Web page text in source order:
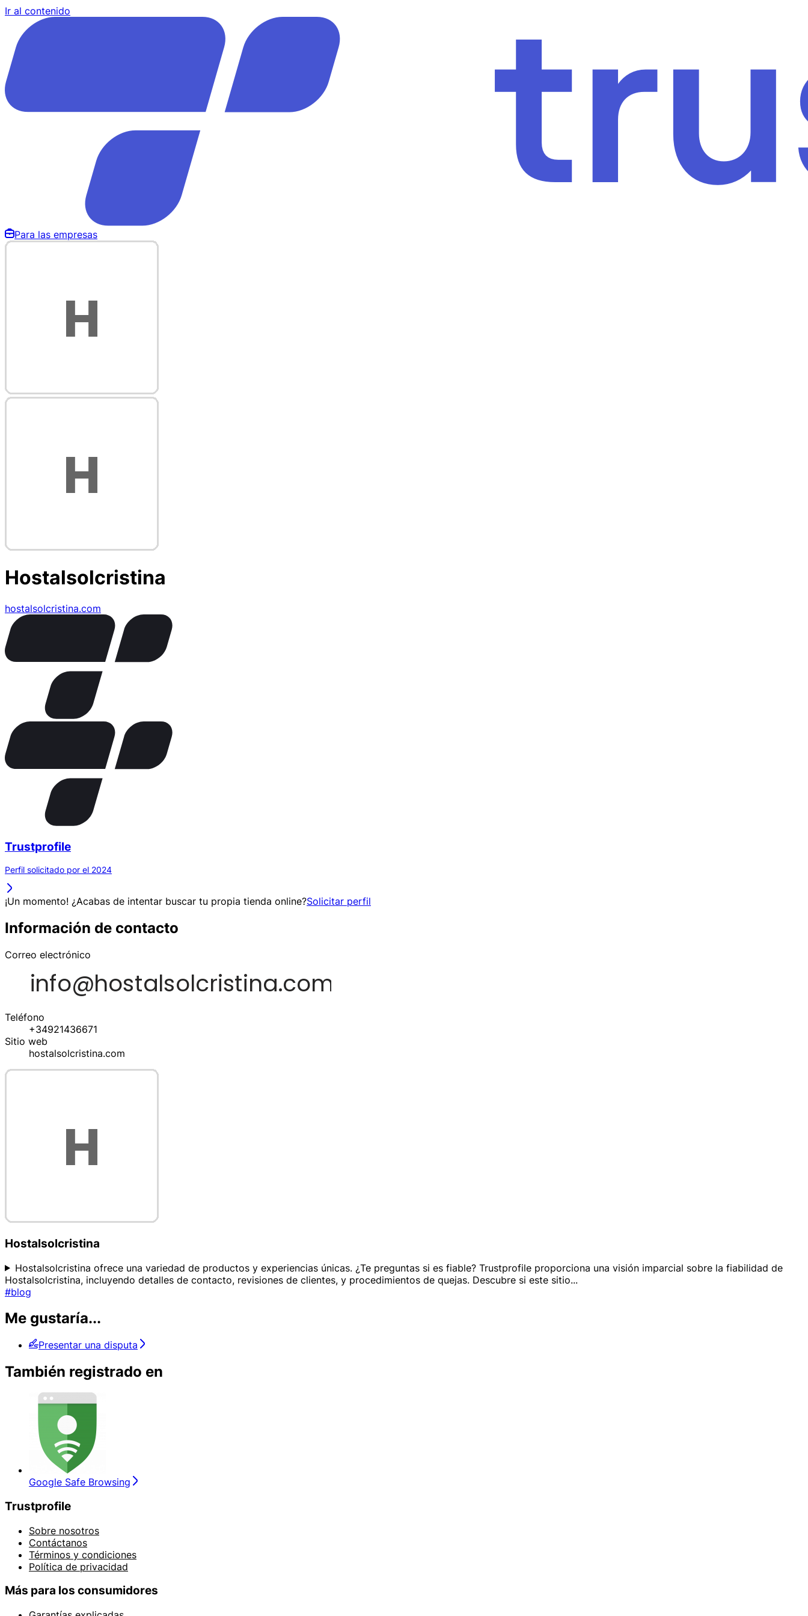
Ir al contenido
Para las empresas
Hostalsolcristina
hostalsolcristina.com
Trustprofile
Perfil solicitado por el 2024
¡Un momento! ¿Acabas de intentar buscar tu propia tienda online?Solicitar perfil
Información de contacto
Correo electrónico
Teléfono
+34921436671
Sitio web
hostalsolcristina.com
Hostalsolcristina
Hostalsolcristina ofrece una variedad de productos y experiencias únicas. ¿Te preguntas si es fiable? Trustprofile proporciona una visión imparcial sobre la fiabilidad de
Hostalsolcristina, incluyendo detalles de contacto, revisiones de clientes, y procedimientos de quejas. Descubre si este sitio...
#blog
Me gustaría...
Presentar una disputa
También registrado en
Google Safe Browsing
Trustprofile
Sobre nosotros
Contáctanos
Términos y condiciones
Política de privacidad
Más para los consumidores